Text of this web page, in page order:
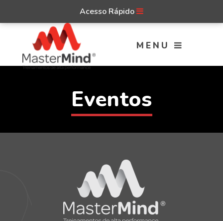
Acesso Rápido
MENU
Eventos